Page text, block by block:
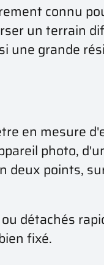
connu
un terrain
une grande
en mesure
photo,
points,
détachés
fixé.